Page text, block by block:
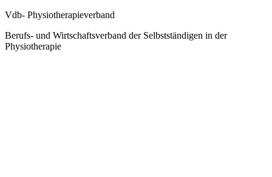
Vdb- Physiotherapieverband
Berufs- und Wirtschaftsverband der Selbstständigen in der
Physiotherapie